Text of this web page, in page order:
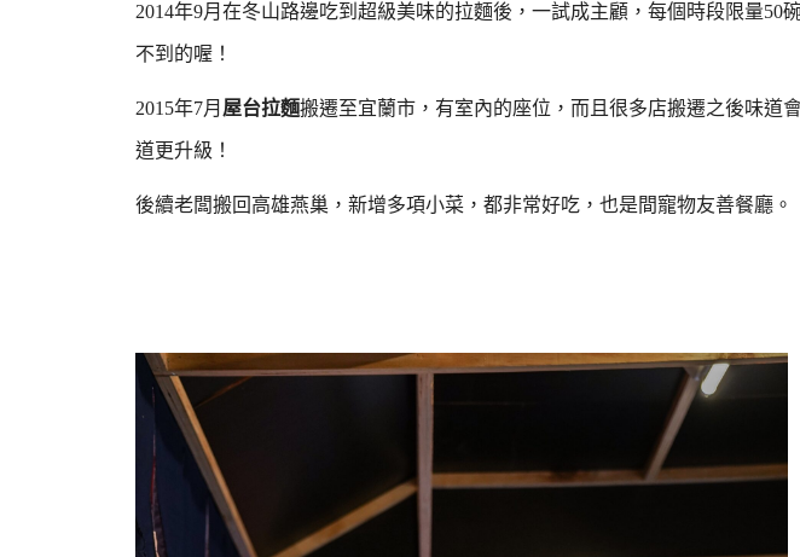
2014年9月在冬山路邊吃到超級美味的拉麵後，一試成主顧， 每個時段限量50
不到的喔！
2015年7月 屋台拉麵搬遷至宜蘭市，有室內的座位， 而且很多店搬遷之後味道
道更升級！
後續老闆搬回高雄燕巢，新增多項小菜，都非常好吃，也是間寵物友善餐廳。